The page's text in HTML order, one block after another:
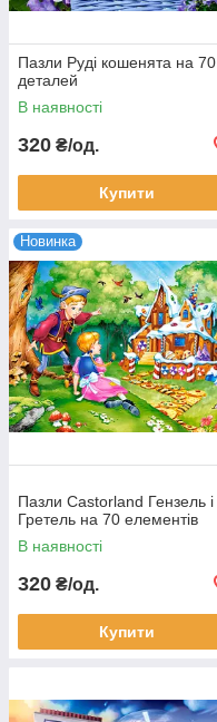
Пазли Руді кошенята на 70
деталей
В наявності
320 ₴/од.
Купити
Новинка
Пазли Castorland Гензель і
Гретель на 70 елементів
В наявності
320 ₴/од.
Купити